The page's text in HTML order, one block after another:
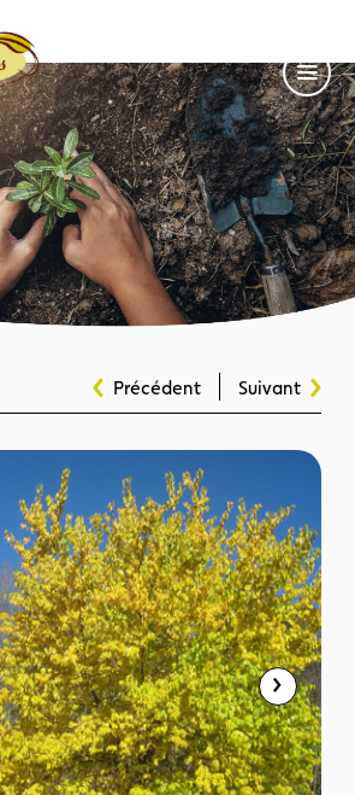
Précédent Suivant